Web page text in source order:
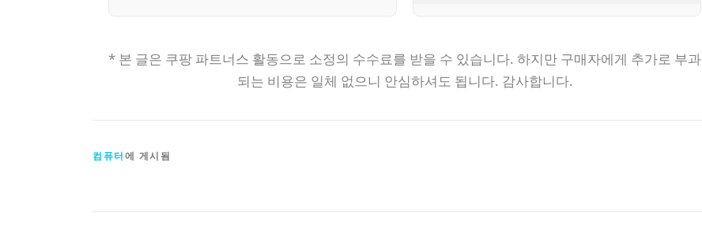
* 본 글은 쿠팡 파트너스 활동으로 소정의 수수료를 받을 수 있습니다. 하지만 구매자에게 추가로 부과
되는 비용은 일체 없으니 안심하셔도 됩니다. 감사합니다.
컴퓨터에 게시됨